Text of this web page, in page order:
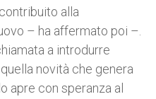
alla
– ha affermato poi –.
a introdurre
novità che genera
apre con speranza al